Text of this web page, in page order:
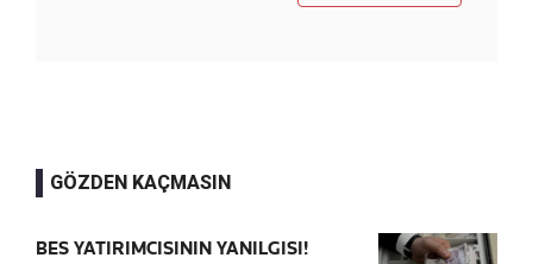
GÖZDEN KAÇMASIN
BES YATIRIMCISININ YANILGISI!